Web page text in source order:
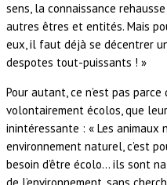
sens, la connaissance
autres êtres et entités. Mais
eux, il faut déjà se décentrer
despotes tout-puissants ! »
Pour autant, ce n’est pas
volontairement écolos, que
inintéressante : « Les animaux
environnement naturel, c’est
besoin d’être écolo… ils sont